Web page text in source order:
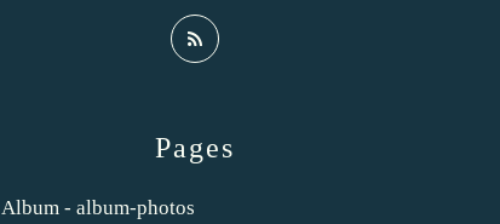
Pages
Album - album-photos